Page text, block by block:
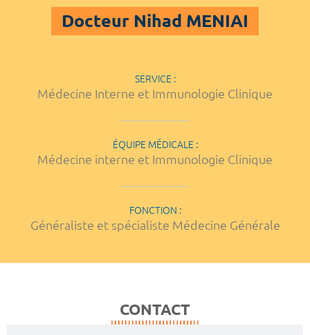
Docteur Nihad MENIAI
SERVICE :
Médecine Interne et Immunologie Clinique
ÉQUIPE MÉDICALE :
Médecine interne et Immunologie Clinique
FONCTION :
Généraliste et spécialiste Médecine Générale
CONTACT